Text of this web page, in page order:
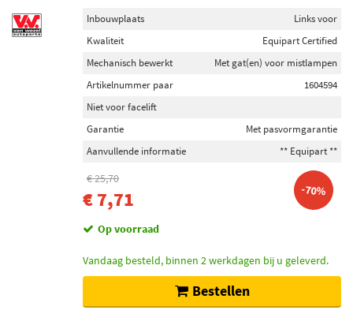
Inbouwplaats
Links voor
Kwaliteit
Equipart Certified
Mechanisch bewerkt
Met gat(en) voor mistlampen
Artikelnummer paar
1604594
Niet voor facelift
Garantie
Met pasvormgarantie
Aanvullende informatie
** Equipart **
€ 25,70
€ 7,71 -70%
Op voorraad
Vandaag besteld, binnen 2 werkdagen bij u geleverd.
Bestellen